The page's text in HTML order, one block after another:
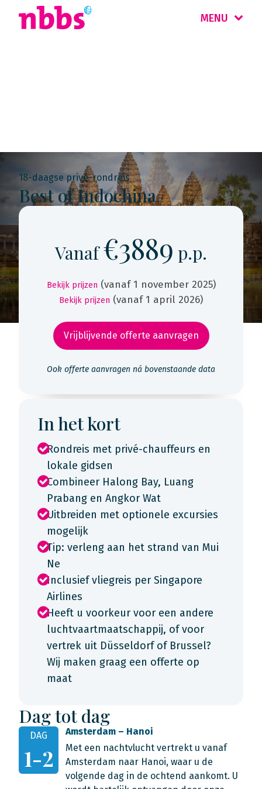
MENU
18-daagse privé-rondreis
Best of Indochina
Vanaf€3889 p.p.
Bekijk prijzen (vanaf 1 november 2025)
Bekijk prijzen (vanaf 1 april 2026)
Vrijblijvende offerte aanvragen
Ook offerte aanvragen ná bovenstaande data
In het kort
Rondreis met privé-chauffeurs en
lokale gidsen
Combineer Halong Bay, Luang
Prabang en Angkor Wat
Uitbreiden met optionele excursies
mogelijk
Tip: verleng aan het strand van Mui
Ne
Inclusief vliegreis per Singapore
Airlines
Heeft u voorkeur voor een andere
luchtvaartmaatschappij, of voor
vertrek uit Düsseldorf of Brussel?
Wij maken graag een offerte op
maat
Dag tot dag
DAG
1-2
Amsterdam – Hanoi
Met een nachtvlucht vertrekt u vanaf
Amsterdam naar Hanoi, waar u de
volgende dag in de ochtend aankomt. U